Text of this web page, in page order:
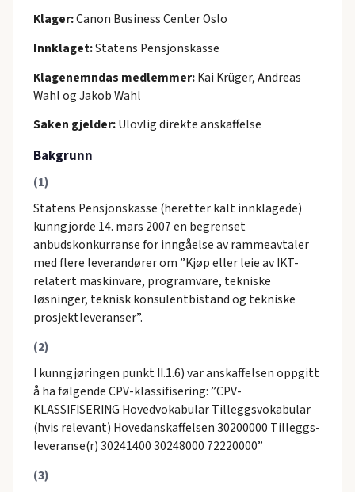
Klager:Canon Business Center Oslo
Innklaget:Statens Pensjonskasse
Klagenemndas medlemmer:Kai Krüger, Andreas
Wahl og Jakob Wahl
Saken gjelder:Ulovlig direkte anskaffelse
Bakgrunn
(1)
Statens Pensjonskasse (heretter kalt innklagede)
kunngjorde 14. mars 2007 en begrenset
anbudskonkurranse for inngåelse av rammeavtaler
med flere leverandører om ”Kjøp eller leie av IKT-
relatert maskinvare, programvare, tekniske
løsninger, teknisk konsulentbistand og tekniske
prosjektleveranser”.
(2)
I kunngjøringen punkt II.1.6) var anskaffelsen oppgitt
å ha følgende CPV-klassifisering: ”CPV-
KLASSIFISERING Hovedvokabular Tilleggsvokabular
(hvis relevant) Hovedanskaffelsen 30200000 Tilleggs-
leveranse(r) 30241400 30248000 72220000”
(3)